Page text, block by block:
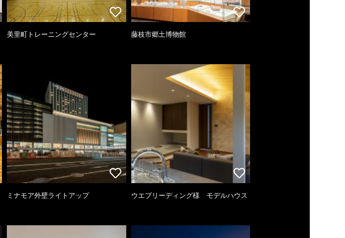
美里町トレーニングセンター 藤枝市郷土博物館
ミナモア外壁ライトアップ ウエブリーディング様 モデルハウス